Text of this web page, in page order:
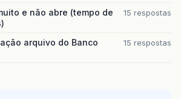
e não abre (tempo de
15 respostas
arquivo do Banco
15 respostas